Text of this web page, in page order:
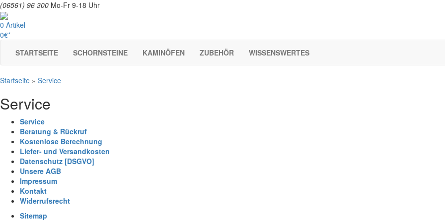
(06561) 96 300 Mo-Fr 9-18 Uhr
0 Artikel
0€*
STARTSEITE
SCHORNSTEINE KAMINÖFEN ZUBEHÖR WISSENSWERTES
Startseite » Service
Service
Service
Beratung & Rückruf
Kostenlose Berechnung
Liefer- und Versandkosten
Datenschutz [DSGVO]
Unsere AGB
Impressum
Kontakt
Widerrufsrecht
Sitemap